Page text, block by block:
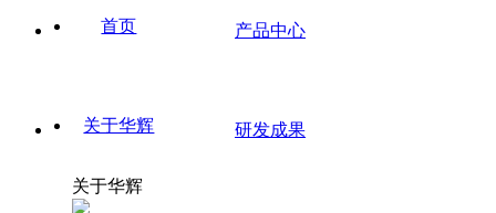
首页
关于华辉
关于华辉
产品中心
研发成果